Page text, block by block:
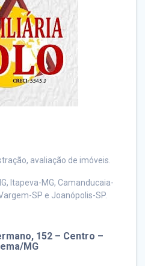
avaliação de imóveis.
Itapeva-MG, Camanducaia-
SP e Joanópolis-SP.
152 – Centro –
MG